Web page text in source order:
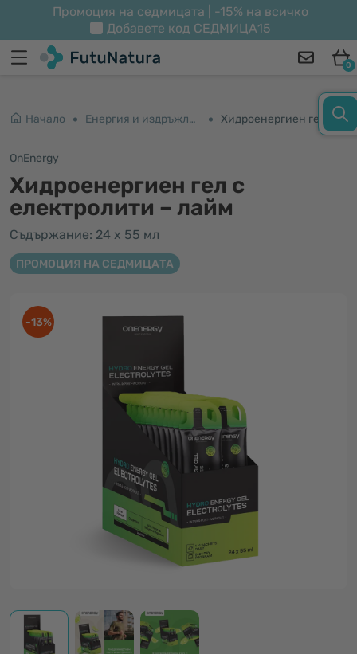
Промоция на седмицата | -15% на всичко
Добавете код СЕДМИЦА15
0
Начало Енергия и издръжливост Хидроенергиен гел с електролити – лайм
OnEnergy
Хидроенергиен гел с
електролити – лайм
Съдържание: 24 x 55 мл
ПРОМОЦИЯ НА СЕДМИЦАТА
-13%